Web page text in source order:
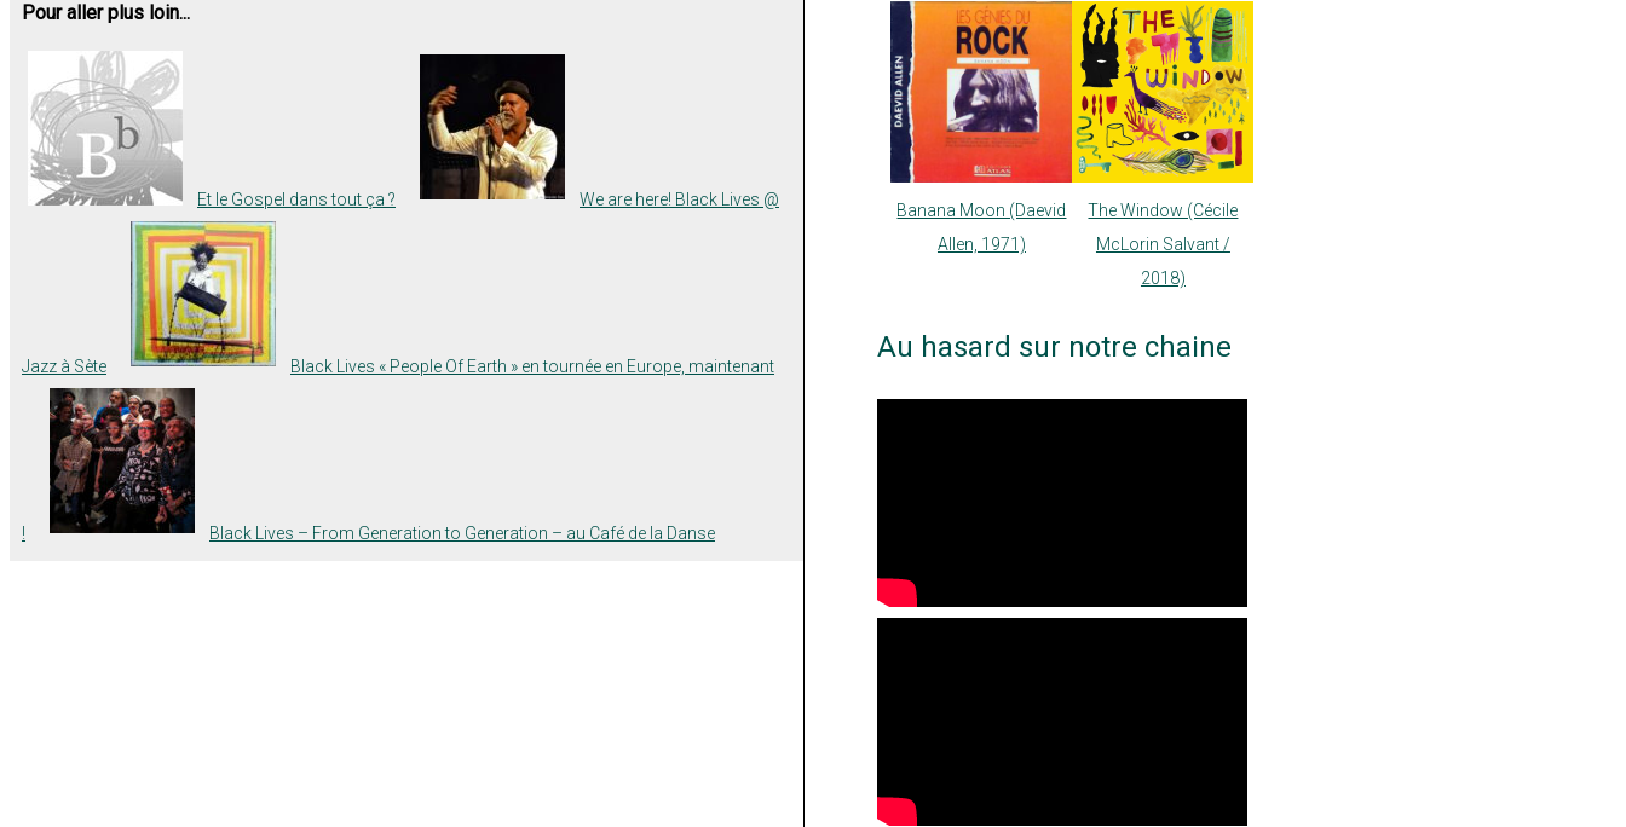
Pour aller plus loin...
Et le Gospel dans tout ça ? We are here! Black Lives @
Jazz à Sète Black Lives « People Of Earth » en tournée en Europe, maintenant
! Black Lives – From Generation to Generation – au Café de la Danse
Banana Moon (Daevid
Allen, 1971)
The Window (Cécile
McLorin Salvant /
2018)
Au hasard sur notre chaine